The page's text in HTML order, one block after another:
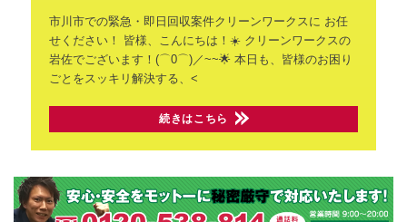
市川市での緊急・即日回収案件クリーンワークスに お任
せください！
皆様、こんにちは！☀️クリーンワークスの
岩佐でございます！(⌒0⌒)／~~🌟 本日も、皆様のお困り
ごとをスッキリ解決する、<
続きはこちら